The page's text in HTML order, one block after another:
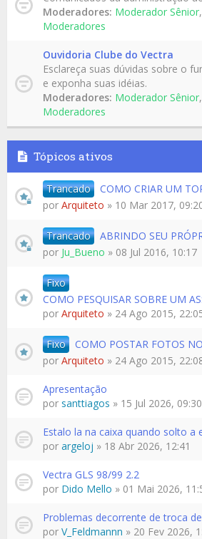
Moderadores: Moderador Sênior,
Moderadores
Ouvidoria Clube do Vectra
Esclareça suas dúvidas sobre o
e exponha suas idéias.
Moderadores: Moderador Sênior,
Moderadores
Tópicos ativos
Trancado
COMO CRIAR UM
por Arquiteto » 10 Mar 2017,
Trancado
ABRINDO SEU
por Ju_Bueno » 08 Jul 2016, 10:17
Fixo
COMO PESQUISAR SOBRE UM
por Arquiteto » 24 Ago 2015,
Fixo
COMO POSTAR FOTOS
por Arquiteto » 24 Ago 2015,
Apresentação
por santtiagos » 15 Jul 2026, 09:30
Estalo la na caixa quando solto a
por argeloj » 18 Abr 2026, 12:41
Vectra GLS 98/99 2.2
por Dido Mello » 01 Mai 2026,
Problemas decorrente de troca
por V_Feldmannn » 20 Fev 2026,